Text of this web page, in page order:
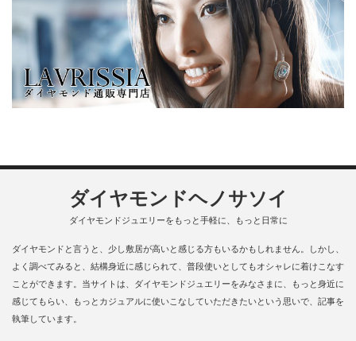
ダイヤモンドヘノサソイ
ダイヤモンドジュエリーをもっと手軽に、もっと日常に
ダイヤモンドと言うと、少し敷居が高いと感じる方もいるかもしれません。しかし、
よく調べてみると、結構身近に感じられて、普段使いとしてもオシャレに着けこなす
ことができます。当サイトは、ダイヤモンドジュエリーをみなさまに、もっと身近に
感じてもらい、もっとカジュアルに使いこなしていただきたいという思いで、記事を
執筆しています。